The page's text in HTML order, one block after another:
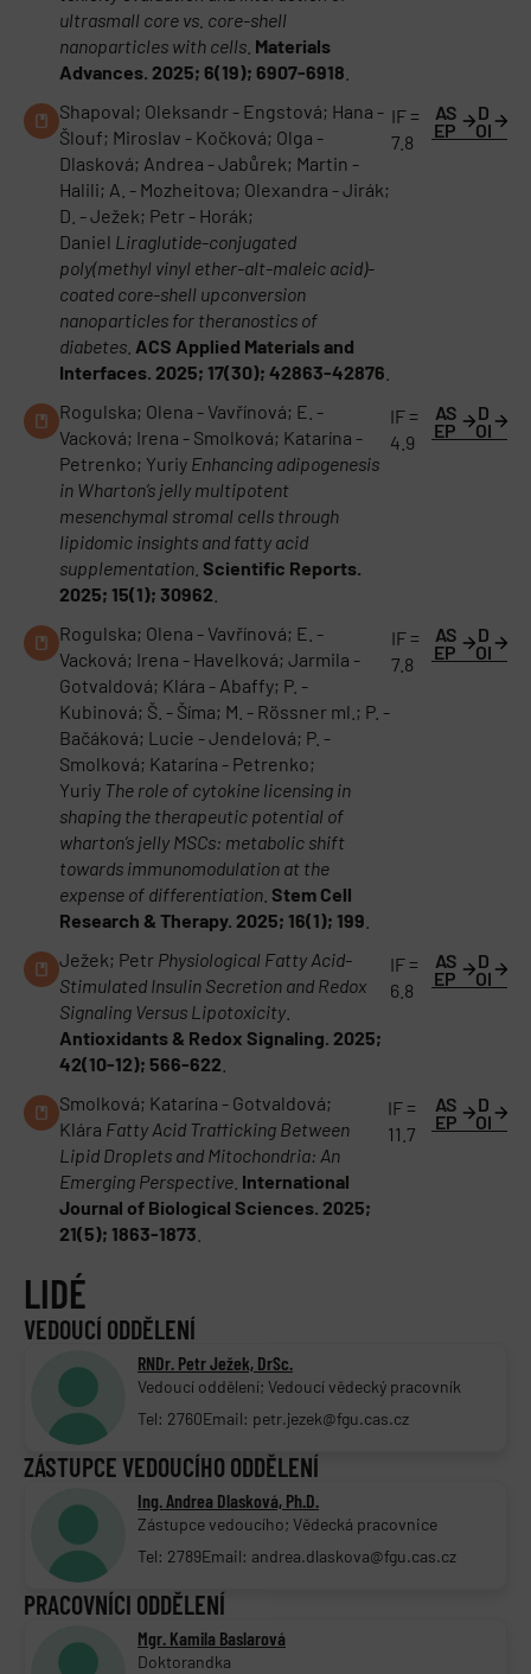
ultrasmall core vs. core-shell
nanoparticles with cells Materials
Advances. 2025; 6(19); 6907-6918
Shapoval; Oleksandr - Engstová; Hana -
Šlouf; Miroslav - Kočková; Olga -
Dlasková; Andrea - Jabůrek; Martin -
Halili; A. - Mozheitova; Olexandra - Jirák;
D. - Ježek; Petr - Horák;
Daniel Liraglutide-conjugated
poly(methyl vinyl ether-alt-maleic acid)-
coated core-shell upconversion
nanoparticles for theranostics of
diabetes ACS Applied Materials and
Interfaces. 2025; 17(30); 42863-42876
IF =
7.8
AS
EP
D
OI
Rogulska; Olena - Vavřínová; E. -
Vacková; Irena - Smolková; Katarína -
Petrenko; Yuriy Enhancing adipogenesis
in Wharton’s jelly multipotent
mesenchymal stromal cells through
lipidomic insights and fatty acid
supplementation Scientific Reports.
2025; 15(1); 30962
IF =
4.9
AS
EP
D
OI
Rogulska; Olena - Vavřínová; E. -
Vacková; Irena - Havelková; Jarmila -
Gotvaldová; Klára - Abaffy; P. -
Kubinová; Š. - Šíma; M. - Rössner ml.; P. -
Bačáková; Lucie - Jendelová; P. -
Smolková; Katarína - Petrenko;
Yuriy The role of cytokine licensing in
shaping the therapeutic potential of
wharton’s jelly MSCs: metabolic shift
towards immunomodulation at the
expense of differentiation Stem Cell
Research & Therapy. 2025; 16(1); 199
IF =
7.8
AS
EP
D
OI
Ježek; Petr Physiological Fatty Acid-
Stimulated Insulin Secretion and Redox
Signaling Versus Lipotoxicity
Antioxidants & Redox Signaling. 2025;
42(10-12); 566-622
IF =
6.8
AS
EP
D
OI
Smolková; Katarína - Gotvaldová;
Klára Fatty Acid Trafficking Between
Lipid Droplets and Mitochondria: An
Emerging Perspective International
Journal of Biological Sciences. 2025;
21(5); 1863-1873
IF =
11.7
AS
EP
D
OI
LIDÉ
VEDOUCÍ ODDĚLENÍ
RNDr. Petr Ježek, DrSc.
Vedoucí oddělení; Vedoucí vědecký pracovník
Tel: 2760Email: petr.jezek@fgu.cas.cz
ZÁSTUPCE VEDOUCÍHO ODDĚLENÍ
Ing. Andrea Dlasková, Ph.D.
Zástupce vedoucího; Vědecká pracovnice
Tel: 2789Email: andrea.dlaskova@fgu.cas.cz
PRACOVNÍCI ODDĚLENÍ
Mgr. Kamila Baslarová
Doktorandka